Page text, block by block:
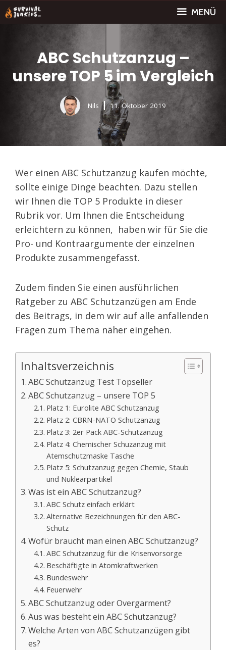
Zum
Inhalt
MENÜ
ABC Schutzanzug –
unsere TOP 5 im Vergleich
Nils 11. Oktober 2019
Wer einen ABC Schutzanzug kaufen möchte,
sollte einige Dinge beachten. Dazu stellen
wir Ihnen die TOP 5 Produkte in dieser
Rubrik vor. Um Ihnen die Entscheidung
erleichtern zu können, haben wir für Sie die
Pro- und Kontraargumente der einzelnen
Produkte zusammengefasst.
Zudem finden Sie einen ausführlichen
Ratgeber zu ABC Schutzanzügen am Ende
des Beitrags, in dem wir auf alle anfallenden
Fragen zum Thema näher eingehen.
Inhaltsverzeichnis
ABC Schutzanzug Test Topseller
ABC Schutzanzug – unsere TOP 5
Platz 1: Eurolite ABC Schutzanzug
Platz 2: CBRN-NATO Schutzanzug
Platz 3: 2er Pack ABC-Schutzanzug
Platz 4: Chemischer Schuzanzug mit
Atemschutzmaske Tasche
Platz 5: Schutzanzug gegen Chemie, Staub
und Nuklearpartikel
Was ist ein ABC Schutzanzug?
ABC Schutz einfach erklärt
Alternative Bezeichnungen für den ABC-
Schutz
Wofür braucht man einen ABC Schutzanzug?
ABC Schutzanzug für die Krisenvorsorge
Beschäftigte in Atomkraftwerken
Bundeswehr
Feuerwehr
ABC Schutzanzug oder Overgarment?
Aus was besteht ein ABC Schutzanzug?
Welche Arten von ABC Schutzanzügen gibt
es?